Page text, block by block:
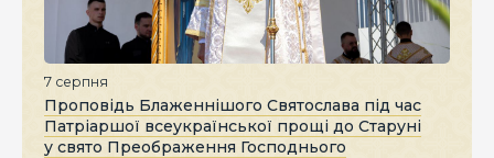
7 серпня
Проповідь Блаженнішого Святослава під час
Патріаршої всеукраїнської прощі до Старуні
у свято Преображення Господнього